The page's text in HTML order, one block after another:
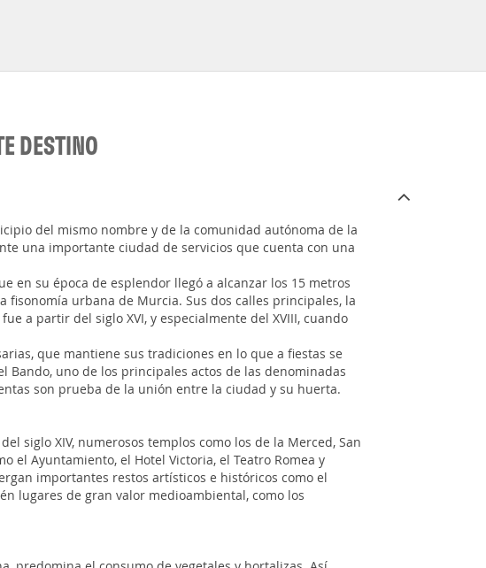
DESTINO
del mismo nombre y de la comunidad autónoma de la
una importante ciudad de servicios que cuenta con una
en su época de esplendor llegó a alcanzar los 15 metros
urbana de Murcia. Sus dos calles principales, la
a partir del siglo XVI, y especialmente del XVIII, cuando
que mantiene sus tradiciones en lo que a fiestas se
Bando, uno de los principales actos de las denominadas
son prueba de la unión entre la ciudad y su huerta.
siglo XIV, numerosos templos como los de la Merced, San
el Ayuntamiento, el Hotel Victoria, el Teatro Romea y
importantes restos artísticos e históricos como el
lugares de gran valor medioambiental, como los